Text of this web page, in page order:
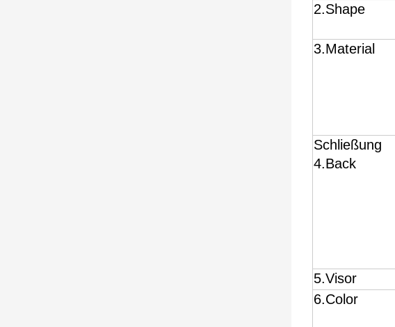
2.Shape
3.Material
Schließung
4.Back
5.Visor
6.Color